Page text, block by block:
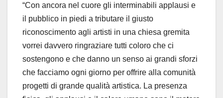
“Con ancora nel cuore gli interminabili applausi e
il pubblico in piedi a tributare il giusto
riconoscimento agli artisti in una chiesa gremita
vorrei davvero ringraziare tutti coloro che ci
sostengono e che danno un senso ai grandi sforzi
che facciamo ogni giorno per offrire alla comunità
progetti di grande qualità artistica. La presenza